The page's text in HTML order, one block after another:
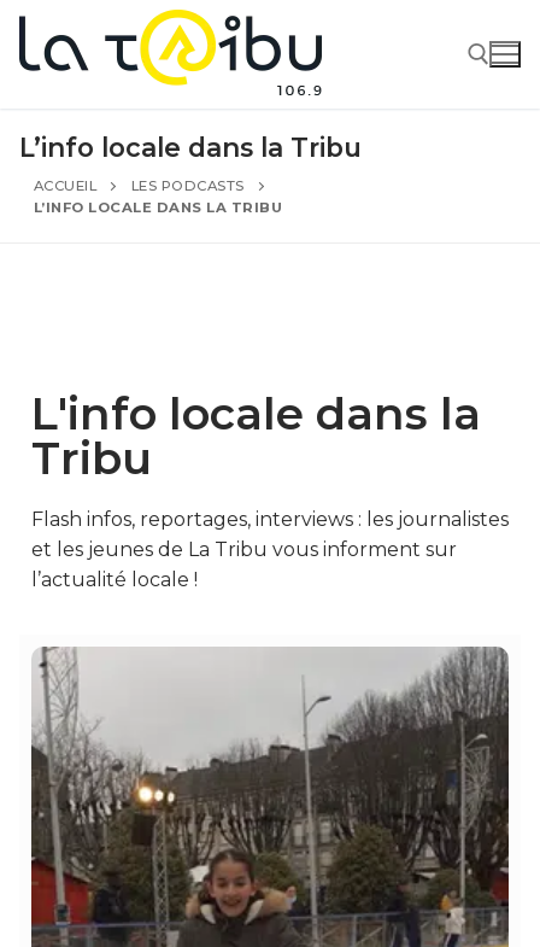
L’info locale dans la Tribu
ACCUEIL
LES PODCASTS
L’INFO LOCALE DANS LA TRIBU
L'info locale dans la
Tribu
Flash infos, reportages, interviews : les journalistes
et les jeunes de La Tribu vous informent sur
l’actualité locale !